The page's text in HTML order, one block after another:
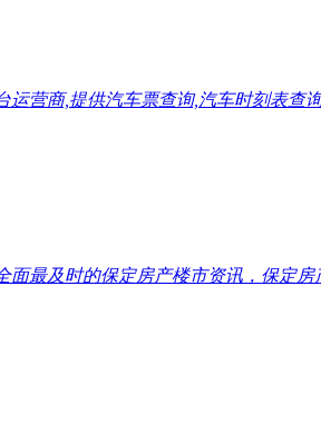
营商,提供汽车票查询,汽车时刻表查
最及时的保定房产楼市资讯，保定